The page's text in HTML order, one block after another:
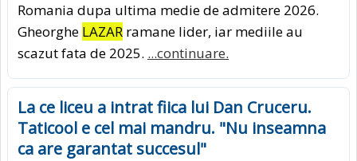
Romania dupa ultima medie de admitere 2026.
Gheorghe LAZAR ramane lider, iar mediile au
scazut fata de 2025. ...continuare.
La ce liceu a intrat fiica lui Dan Cruceru.
Taticool e cel mai mandru. "Nu inseamna
ca are garantat succesul"